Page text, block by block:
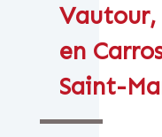
en
Saint-